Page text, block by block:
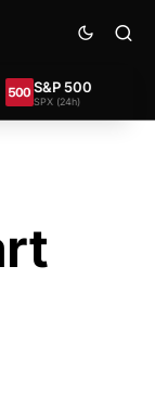
500
(24h)